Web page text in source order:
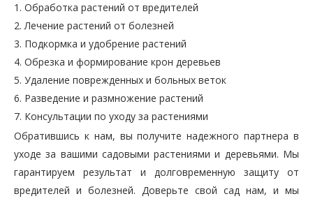
Обработка растений от вредителей
Лечение растений от болезней
Подкормка и удобрение растений
Обрезка и формирование крон деревьев
Удаление поврежденных и больных веток
Разведение и размножение растений
Консультации по уходу за растениями
Обратившись к нам, вы получите надежного партнера в
уходе за вашими садовыми растениями и деревьями. Мы
гарантируем результат и долговременную защиту от
вредителей и болезней. Доверьте свой сад нам, и мы